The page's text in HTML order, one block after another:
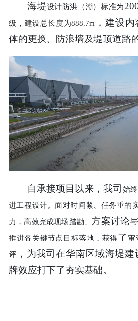
海堤设计防洪（潮）标准为200
级，建设总长度为888.7m ，建设内
体的更换、防浪墙及堤顶道路
自承接项目以来，我司 始
进工程设计。面对时间紧、任务重的
力，高效完成现场踏勘、方案讨论与
推进各关键节点目标落地，获得了 审
评 ， 为我司在华南区域海堤建
牌效应打下了夯实基础。